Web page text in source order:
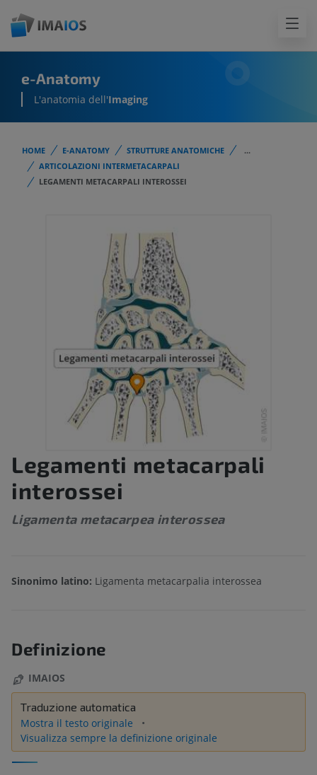
e-Anatomy
L'anatomia dell'Imaging
HOME E-ANATOMY STRUTTURE ANATOMICHE
...
ARTICOLAZIONI INTERMETACARPALI
LEGAMENTI METACARPALI INTEROSSEI
Legamenti metacarpali
interossei
Ligamenta metacarpea interossea
Sinonimo latino: Ligamenta metacarpalia interossea
Definizione
IMAIOS
Traduzione automatica
Mostra il testo originale
Visualizza sempre la definizione originale